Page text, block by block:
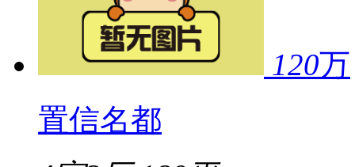
120万
置信名都